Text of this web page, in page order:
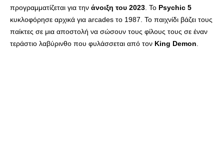
προγραμματίζεται για την άνοιξη του 2023 . Το Psychic 5
κυκλοφόρησε αρχικά για arcades το 1987. Το παιχνίδι βάζει τους
παίκτες σε μια αποστολή να σώσουν τους φίλους τους σε έναν
τεράστιο λαβύρινθο που φυλάσσεται από τον King Demon